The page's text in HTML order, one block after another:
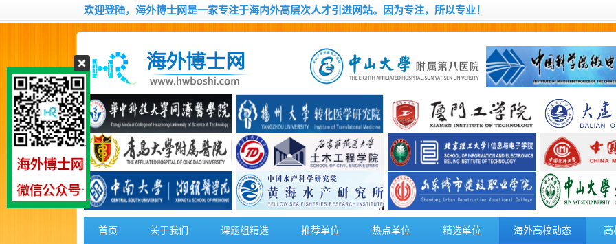
欢迎登陆，海外博士网是一家专注于海内外高层次人才引进网站。因为专注，所以专业！
首页 关于我们 课题组精选 推荐单位 热点单位 精选单位 海外高校动态 高